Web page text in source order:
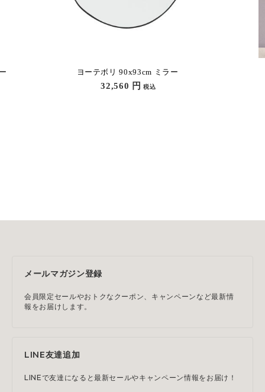
アブストラクト ホワイト 80×120 cm アート
47,300 円税込
メールマガジン登録
会員限定セールやおトクなクーポン、キャンペーンなど最新情
報をお届けします。
LINE友達追加
LINEで友達になると最新セールやキャンペーン情報をお届け！